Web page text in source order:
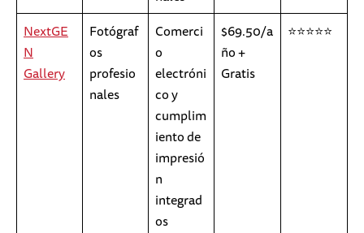
NextGE
N
Gallery
Fotógraf
os
profesio
nales
Comerci
o
electróni
co y
cumplim
iento de
impresió
n
integrad
os
$69.50/a
ño +
Gratis
⭐⭐⭐⭐⭐